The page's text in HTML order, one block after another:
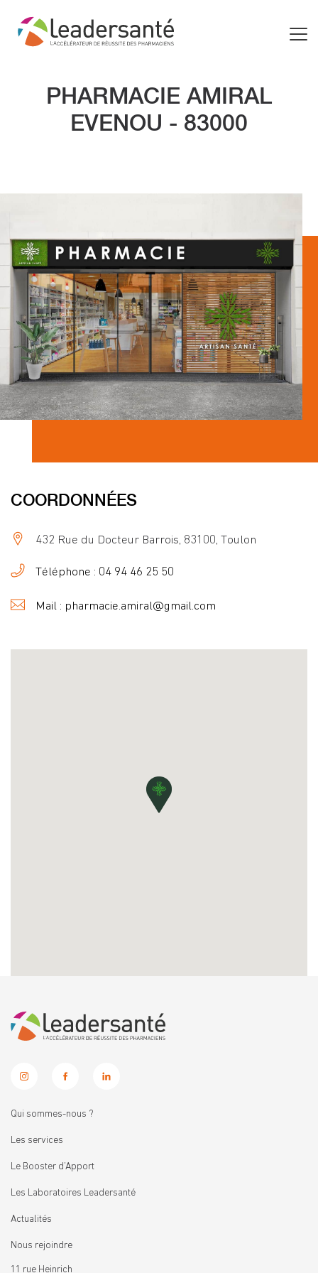
PHARMACIE AMIRAL
EVENOU - 83000
COORDONNÉES
432 Rue du Docteur Barrois, 83100, Toulon
Téléphone : 04 94 46 25 50
Mail : pharmacie.amiral@gmail.com
Qui sommes-nous ?
Les services
Le Booster d’Apport
Les Laboratoires Leadersanté
Actualités
Nous rejoindre
11 rue Heinrich